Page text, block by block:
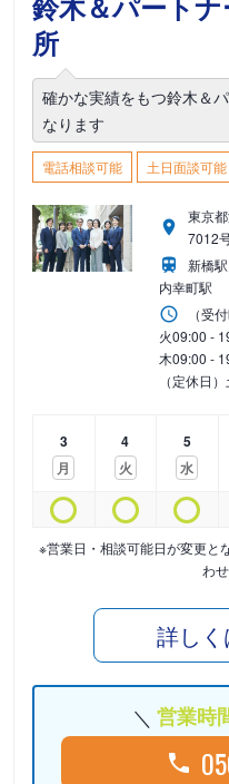
所
確かな実績をもつ鈴木＆
なります
電話相談可能 土日面談可能
東京
7012
新橋駅
内幸町駅
（受
火09:00 -
木09:00 -
（定休日
3
月
4
火
5
水
※営業日・相談可能日が変更と
わ
詳しく
営業時